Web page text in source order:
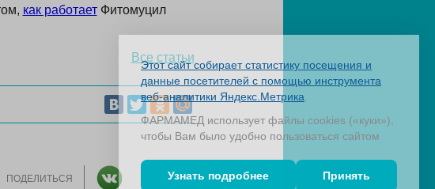
как работаетФитомуцил
Все статьи
Этот сайт собирает статистику посещения и
данные посетителей с помощью инструмента
веб-аналитики Яндекс.Метрика
ФАРМАМЕД использует файлы cookies («куки»),
чтобы Вам было удобно пользоваться сайтом
Узнать подробнее Принять
ПОДЕЛИТЬСЯ